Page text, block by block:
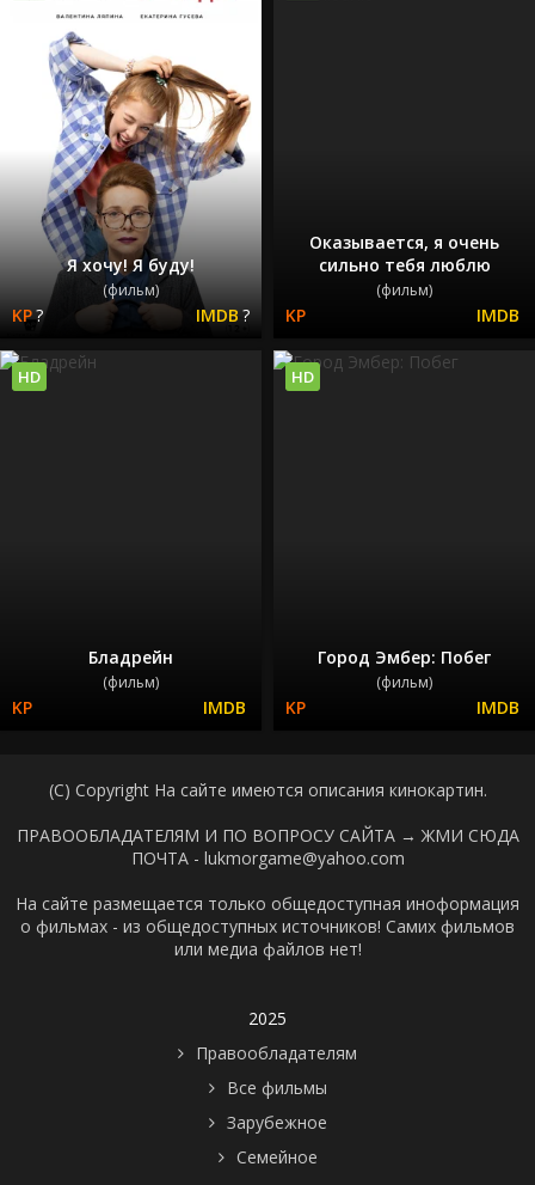
Я хочу! Я буду!
(фильм)
? ?
Оказывается, я очень
сильно тебя люблю
(фильм)
Бладрейн
(фильм)
HD
Город Эмбер: Побег
(фильм)
HD
(C) Copyright На сайте имеются описания кинокартин.
ПРАВООБЛАДАТЕЛЯМ И ПО ВОПРОСУ САЙТА → ЖМИ СЮДА
ПОЧТА - lukmorgame@yahoo.com
На сайте размещается только общедоступная иноформация
о фильмах - из общедоступных источников! Самих фильмов
или медиа файлов нет!
2025
Правообладателям
Все фильмы
Зарубежное
Семейное